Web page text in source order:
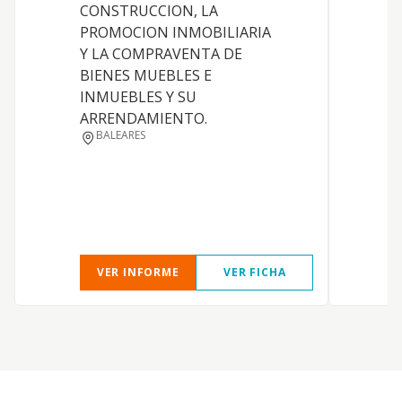
CONSTRUCCION, LA
PROMOCION INMOBILIARIA
Y LA COMPRAVENTA DE
BIENES MUEBLES E
INMUEBLES Y SU
ARRENDAMIENTO.
BALEARES
VER INFORME VER FICHA